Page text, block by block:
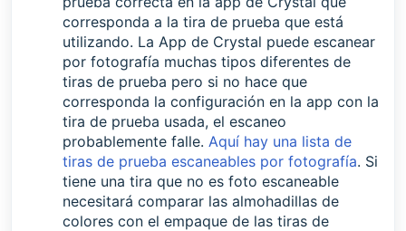
corresponda a la tira de prueba que está
utilizando. La App de Crystal puede escanear
por fotografía muchas tipos diferentes de
tiras de prueba pero si no hace que
corresponda la configuración en la app con la
tira de prueba usada, el escaneo
probablemente falle. Aquí hay una lista de
tiras de prueba escaneables por fotografía. Si
tiene una tira que no es foto escaneable
necesitará comparar las almohadillas de
colores con el empaque de las tiras de